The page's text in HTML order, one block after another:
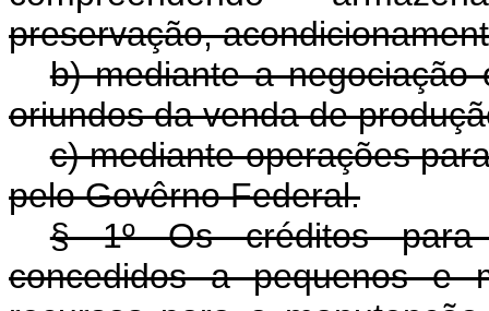
preservação,
b) mediante a
oriundos da venda de
c) mediante operações
pelo Govêrno Federal.
§ 1º Os créditos para
concedidos a pequenos e